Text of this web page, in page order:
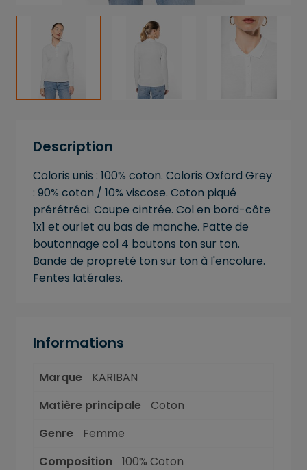
Description
Coloris unis : 100% coton. Coloris Oxford Grey
: 90% coton / 10% viscose. Coton piqué
prérétréci. Coupe cintrée. Col en bord-côte
1x1 et ourlet au bas de manche. Patte de
boutonnage col 4 boutons ton sur ton.
Bande de propreté ton sur ton à l'encolure.
Fentes latérales.
Informations
Marque
KARIBAN
Matière principale
Coton
Genre
Femme
Composition
100% Coton